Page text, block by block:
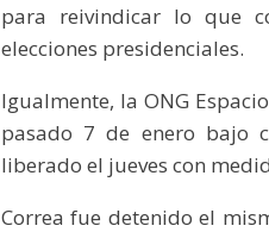
para reivindicar lo que
elecciones presidenciales.
Igualmente, la ONG
pasado 7 de enero bajo
liberado el jueves con
Correa fue detenido el